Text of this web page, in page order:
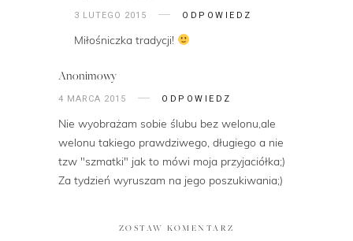
3 LUTEGO 2015 ODPOWIEDZ
Miłośniczka tradycji!
Anonimowy
4 MARCA 2015 ODPOWIEDZ
Nie wyobrażam sobie ślubu bez welonu,ale
welonu takiego prawdziwego, długiego a nie
tzw "szmatki" jak to mówi moja przyjaciółka;)
Za tydzień wyruszam na jego poszukiwania;)
ZOSTAW KOMENTARZ